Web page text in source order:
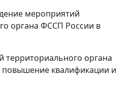
мероприятий
органа ФССП России в
территориального органа
повышение квалификации и